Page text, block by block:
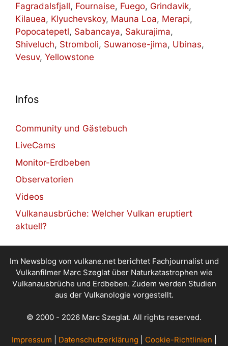
Fagradalsfjall, Fournaise, Fuego, Grindavik,
Kilauea, Klyuchevskoy, Mauna Loa, Merapi,
Popocatepetl, Sabancaya, Sakurajima,
Shiveluch, Stromboli, Suwanose-jima, Ubinas,
Vesuv, Yellowstone
Infos
Community und Gästebuch
LiveCams
Monitor-Erdbeben
Observatorien
Videos
Vulkanausbrüche: Welcher Vulkan eruptiert
aktuell?
Im Newsblog von vulkane.net berichtet Fachjournalist und
Vulkanfilmer Marc Szeglat über Naturkatastrophen wie
Vulkanausbrüche und Erdbeben. Zudem werden Studien
aus der Vulkanologie vorgestellt.
© 2000 - 2026 Marc Szeglat. All rights reserved.
Impressum Datenschutzerklärung Cookie-Richtlinien